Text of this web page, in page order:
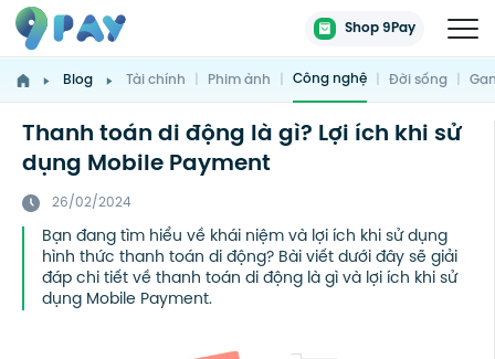
Shop 9Pay
Blog Tài chính | Phim ảnh | Công nghệ | Đời sống |
Thanh toán di động là gì? Lợi ích khi sử
dụng Mobile Payment
26/02/2024
Bạn đang tìm hiểu về khái niệm và lợi ích khi sử dụng
hình thức thanh toán di động? Bài viết dưới đây sẽ giải
đáp chi tiết về thanh toán di động là gì và lợi ích khi sử
dụng Mobile Payment.